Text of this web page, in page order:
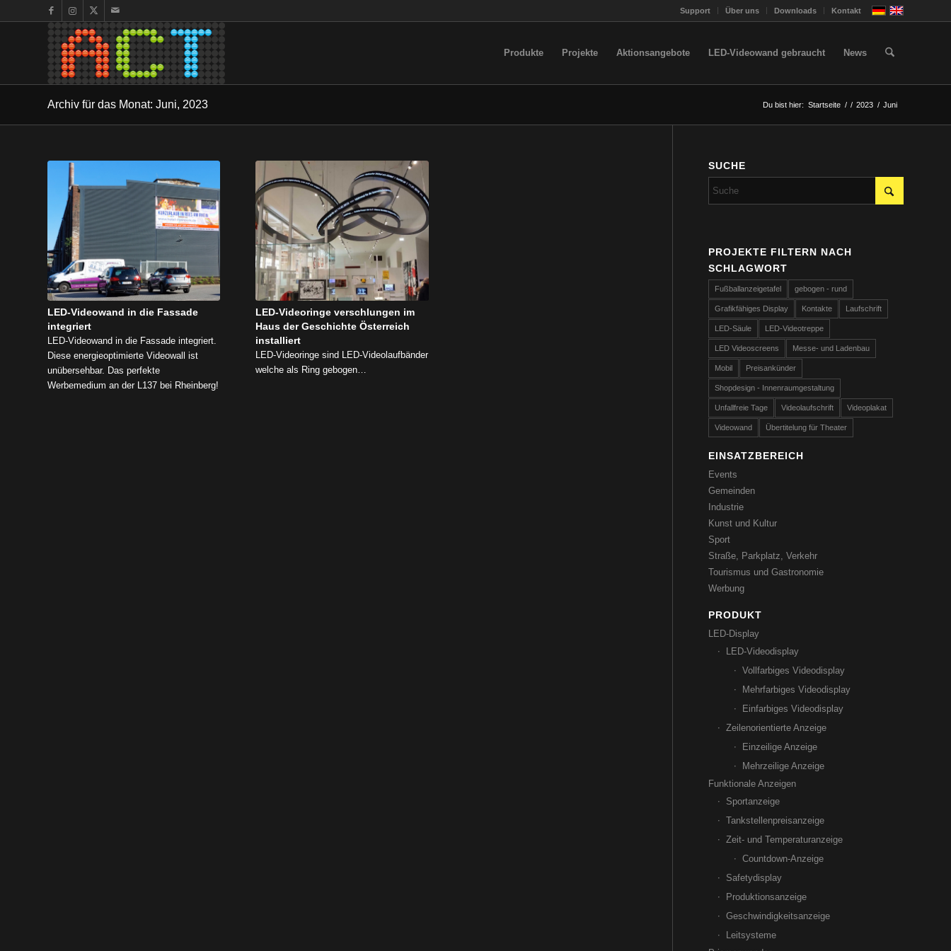
Support Über uns Downloads Kontakt
Produkte Projekte Aktionsangebote LED-Videowand gebraucht News
Archiv für das Monat: Juni, 2023 Du bist hier: Startseite / / 2023 / Juni
LED-Videowand in die Fassade
integriert
LED-Videowand in die Fassade integriert.
Diese energieoptimierte Videowall ist
unübersehbar. Das perfekte
Werbemedium an der L137 bei Rheinberg!
LED-Videoringe verschlungen im
Haus der Geschichte Österreich
installiert
LED-Videoringe sind LED-Videolaufbänder
welche als Ring gebogen…
SUCHE
PROJEKTE FILTERN NACH
SCHLAGWORT
Fußballanzeigetafel gebogen - rund
Grafikfähiges Display Kontakte Laufschrift
LED-Säule LED-Videotreppe
LED Videoscreens Messe- und Ladenbau
Mobil Preisankünder
Shopdesign - Innenraumgestaltung
Unfallfreie Tage Videolaufschrift Videoplakat
Videowand Übertitelung für Theater
EINSATZBEREICH
Events
Gemeinden
Industrie
Kunst und Kultur
Sport
Straße, Parkplatz, Verkehr
Tourismus und Gastronomie
Werbung
PRODUKT
LED-Display
LED-Videodisplay
Vollfarbiges Videodisplay
Mehrfarbiges Videodisplay
Einfarbiges Videodisplay
Zeilenorientierte Anzeige
Einzeilige Anzeige
Mehrzeilige Anzeige
Funktionale Anzeigen
Sportanzeige
Tankstellenpreisanzeige
Zeit- und Temperaturanzeige
Countdown-Anzeige
Safetydisplay
Produktionsanzeige
Geschwindigkeitsanzeige
Leitsysteme